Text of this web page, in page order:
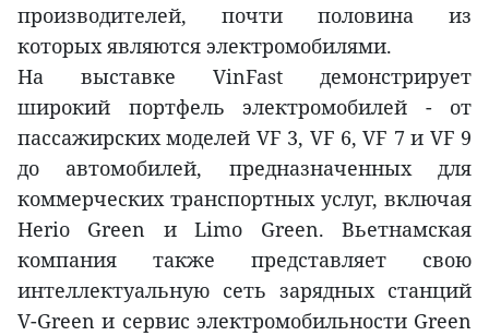
производителей, почти половина из
которых являются электромобилями.
На выставке VinFast демонстрирует
широкий портфель электромобилей - от
пассажирских моделей VF 3, VF 6, VF 7 и VF 9
до автомобилей, предназначенных для
коммерческих транспортных услуг, включая
Herio Green и Limo Green. Вьетнамская
компания также представляет свою
интеллектуальную сеть зарядных станций
V-Green и сервис электромобильности Green